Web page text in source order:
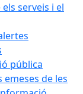
serveis i el
pública
de les